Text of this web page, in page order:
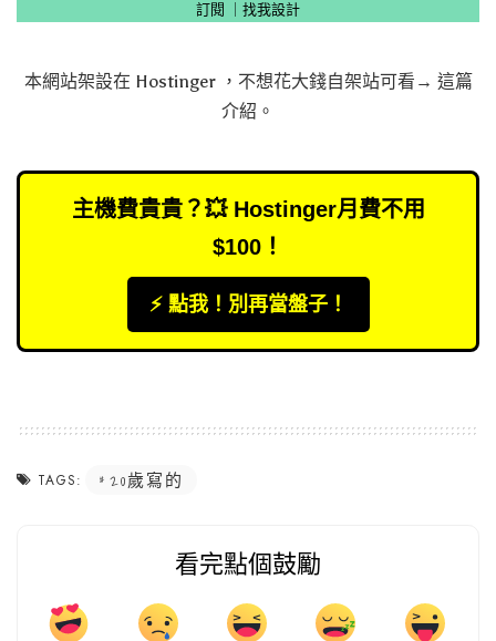
訂閱
找我設計
本網站架設在 Hostinger，不想花大錢自架站可看→ 這篇
介紹 。
主機費貴貴？💥 Hostinger月費不用
$100！
⚡️ 點我！別再當盤子！
TAGS: 20歲寫的
看完點個鼓勵